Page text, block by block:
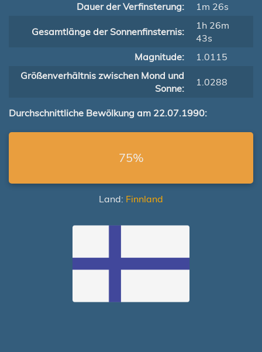
Dauer der Verfinsterung:
1m 26s
Gesamtlänge der Sonnenfinsternis:
1h 26m
43s
Magnitude:
1.0115
Größenverhältnis zwischen Mond und
Sonne:
1.0288
Durchschnittliche Bewölkung am 22.07.1990:
75%
Land: Finnland